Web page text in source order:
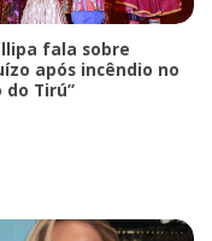
fala sobre
após incêndio no
do Tirú”